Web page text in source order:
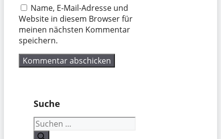
Name, E-Mail-Adresse und
Website in diesem Browser für
meinen nächsten Kommentar
speichern.
Suche
Suchen
nach: